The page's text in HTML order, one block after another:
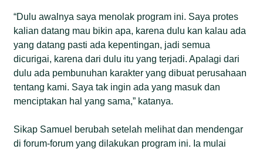
“Dulu awalnya saya menolak program ini. Saya protes
kalian datang mau bikin apa, karena dulu kan kalau ada
yang datang pasti ada kepentingan, jadi semua
dicurigai, karena dari dulu itu yang terjadi. Apalagi dari
dulu ada pembunuhan karakter yang dibuat perusahaan
tentang kami. Saya tak ingin ada yang masuk dan
menciptakan hal yang sama,” katanya.
Sikap Samuel berubah setelah melihat dan mendengar
di forum-forum yang dilakukan program ini. Ia mulai